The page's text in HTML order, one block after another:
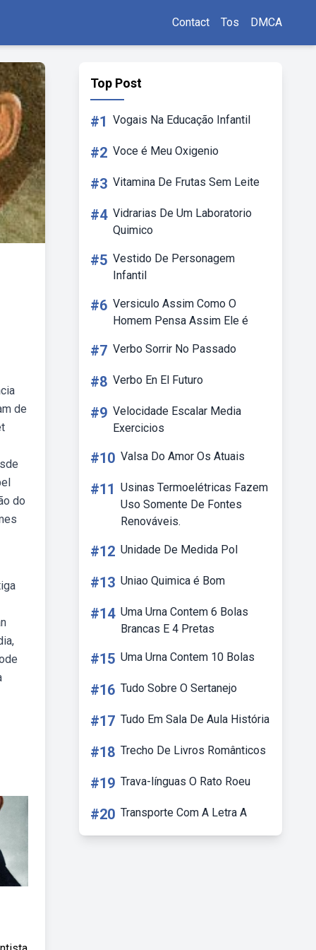
Contact Tos DMCA
de
do
Top Post
#1 Vogais Na Educação Infantil
#2 Voce é Meu Oxigenio
#3 Vitamina De Frutas Sem Leite
#4 Vidrarias De Um Laboratorio
Quimico
#5 Vestido De Personagem
Infantil
#6 Versiculo Assim Como O
Homem Pensa Assim Ele é
#7 Verbo Sorrir No Passado
#8 Verbo En El Futuro
#9 Velocidade Escalar Media
Exercicios
#10 Valsa Do Amor Os Atuais
#11 Usinas Termoelétricas Fazem
Uso Somente De Fontes
Renováveis.
#12 Unidade De Medida Pol
#13 Uniao Quimica é Bom
#14 Uma Urna Contem 6 Bolas
Brancas E 4 Pretas
#15 Uma Urna Contem 10 Bolas
#16 Tudo Sobre O Sertanejo
#17 Tudo Em Sala De Aula História
#18 Trecho De Livros Românticos
#19 Trava-línguas O Rato Roeu
#20 Transporte Com A Letra A